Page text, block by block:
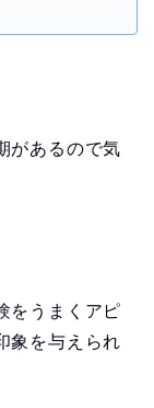
があるので気
をうまくアピ
象を与えられ